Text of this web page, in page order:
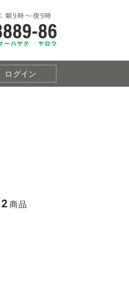
ログイン
2 商品